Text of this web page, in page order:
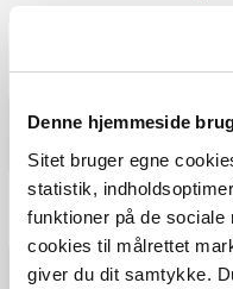
Denne hjemmeside
Sitet bruger egne
statistik,
funktioner på de sociale
cookies til målrettet
giver du dit samtykke.
Udsigtspunkt
Fra forrige:
P-plads
Fra forrige:0,6 km
Mål